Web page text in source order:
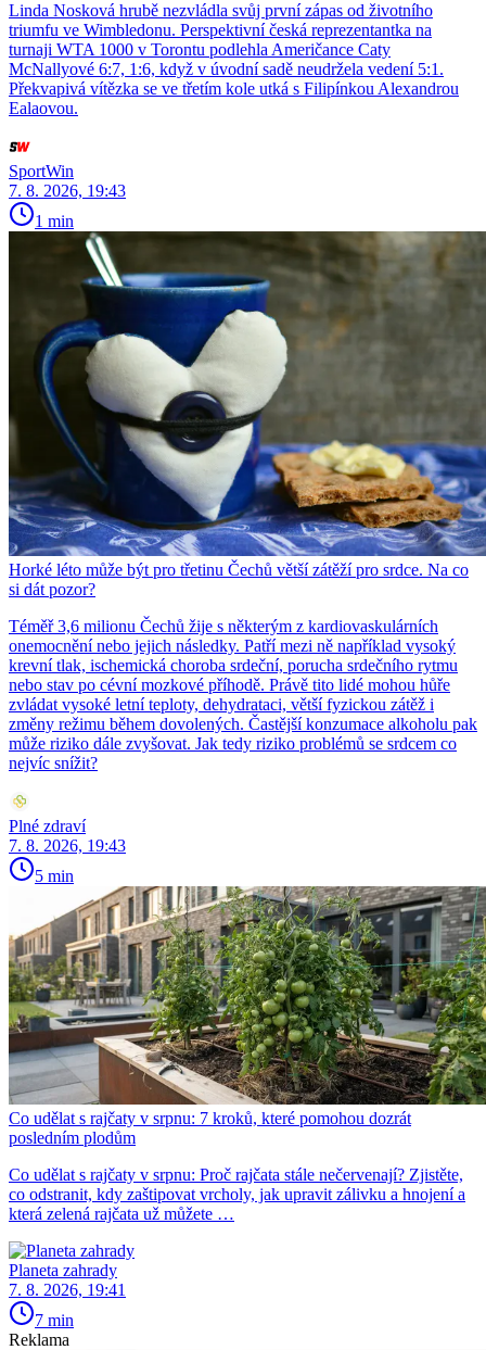
Linda Nosková hrubě nezvládla svůj první zápas od životního
triumfu ve Wimbledonu. Perspektivní česká reprezentantka na
turnaji WTA 1000 v Torontu podlehla Američance Caty
McNallyové 6:7, 1:6, když v úvodní sadě neudržela vedení 5:1.
Překvapivá vítězka se ve třetím kole utká s Filipínkou Alexandrou
Ealaovou.
SportWin
7. 8. 2026, 19:43
1 min
Horké léto může být pro třetinu Čechů větší zátěží pro srdce. Na co
si dát pozor?
Téměř 3,6 milionu Čechů žije s některým z kardiovaskulárních
onemocnění nebo jejich následky. Patří mezi ně například vysoký
krevní tlak, ischemická choroba srdeční, porucha srdečního rytmu
nebo stav po cévní mozkové příhodě. Právě tito lidé mohou hůře
zvládat vysoké letní teploty, dehydrataci, větší fyzickou zátěž i
změny režimu během dovolených. Častější konzumace alkoholu pak
může riziko dále zvyšovat. Jak tedy riziko problémů se srdcem co
nejvíc snížit?
Plné zdraví
7. 8. 2026, 19:43
5 min
Co udělat s rajčaty v srpnu: 7 kroků, které pomohou dozrát
posledním plodům
Co udělat s rajčaty v srpnu: Proč rajčata stále nečervenají? Zjistěte,
co odstranit, kdy zaštipovat vrcholy, jak upravit zálivku a hnojení a
která zelená rajčata už můžete …
Planeta zahrady
7. 8. 2026, 19:41
7 min
Reklama